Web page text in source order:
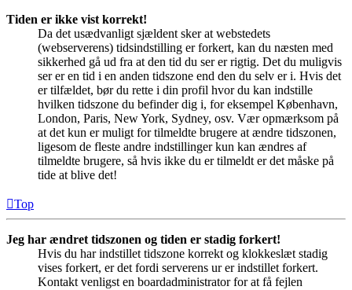
Tiden er ikke vist korrekt!
Da det usædvanligt sjældent sker at webstedets
(webserverens) tidsindstilling er forkert, kan du næsten med
sikkerhed gå ud fra at den tid du ser er rigtig. Det du muligvis
ser er en tid i en anden tidszone end den du selv er i. Hvis det
er tilfældet, bør du rette i din profil hvor du kan indstille
hvilken tidszone du befinder dig i, for eksempel København,
London, Paris, New York, Sydney, osv. Vær opmærksom på
at det kun er muligt for tilmeldte brugere at ændre tidszonen,
ligesom de fleste andre indstillinger kun kan ændres af
tilmeldte brugere, så hvis ikke du er tilmeldt er det måske på
tide at blive det!
Top
Jeg har ændret tidszonen og tiden er stadig forkert!
Hvis du har indstillet tidszone korrekt og klokkeslæt stadig
vises forkert, er det fordi serverens ur er indstillet forkert.
Kontakt venligst en boardadministrator for at få fejlen